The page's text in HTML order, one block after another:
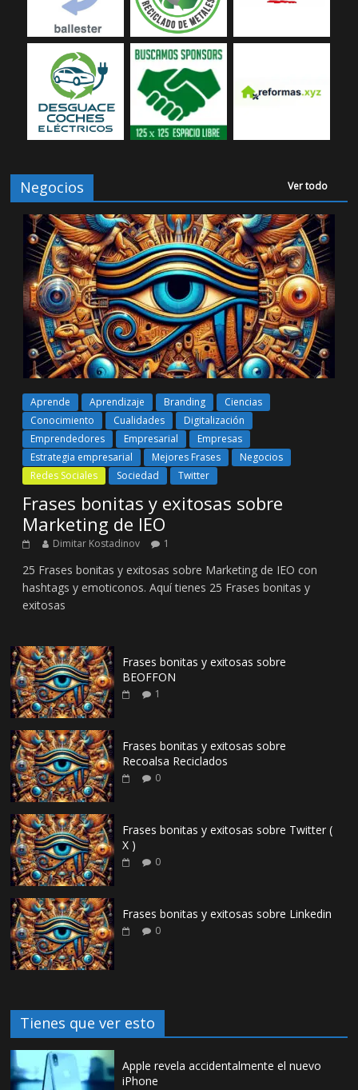
Negocios Ver todo
Aprende Aprendizaje Branding
Ciencias
Conocimiento
Cualidades
Digitalización
Emprendedores
Empresarial
Empresas
Estrategia empresarial
Mejores Frases
Negocios
Redes Sociales
Sociedad Twitter
Frases bonitas y exitosas sobre
Marketing de IEO
Dimitar Kostadinov 1
25 Frases bonitas y exitosas sobre Marketing de IEO con
hashtags y emoticonos. Aquí tienes 25 Frases bonitas y
exitosas
Frases bonitas y exitosas sobre
BEOFFON
1
Frases bonitas y exitosas sobre
Recoalsa Reciclados
0
Frases bonitas y exitosas sobre Twitter (
X )
0
Frases bonitas y exitosas sobre Linkedin
0
Tienes que ver esto
Apple revela accidentalmente el nuevo
iPhone